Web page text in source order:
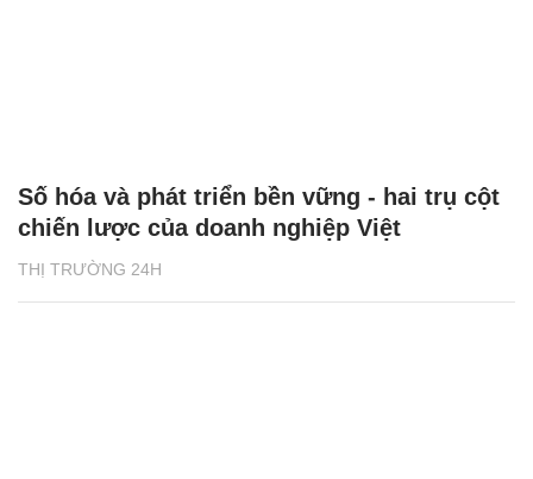
THỊ TRƯỜNG 24H
Số hóa và phát triển bền vững - hai trụ cột
chiến lược của doanh nghiệp Việt